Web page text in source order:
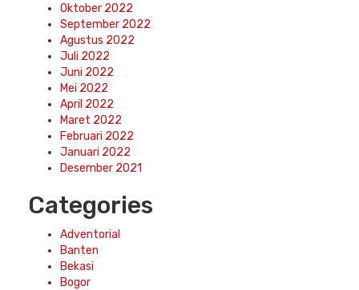
Oktober 2022
September 2022
Agustus 2022
Juli 2022
Juni 2022
Mei 2022
April 2022
Maret 2022
Februari 2022
Januari 2022
Desember 2021
Categories
Adventorial
Banten
Bekasi
Bogor